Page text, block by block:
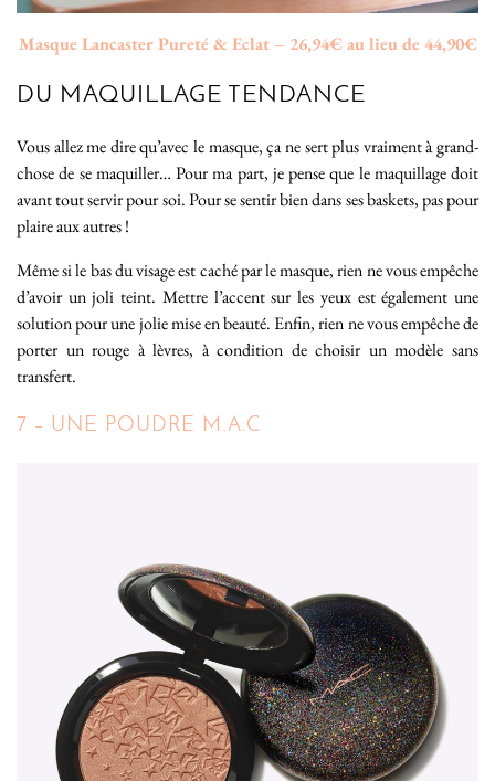
Masque Lancaster Pureté & Eclat – 26,94€ au lieu de 44,90€
DU MAQUILLAGE TENDANCE
Vous allez me dire qu’avec le masque, ça ne sert plus vraiment à grand-
chose de se maquiller… Pour ma part, je pense que le maquillage doit
avant tout servir pour soi. Pour se sentir bien dans ses baskets, pas pour
plaire aux autres !
Même si le bas du visage est caché par le masque, rien ne vous empêche
d’avoir un joli teint. Mettre l’accent sur les yeux est également une
solution pour une jolie mise en beauté. Enfin, rien ne vous empêche de
porter un rouge à lèvres, à condition de choisir un modèle sans
transfert.
7 – UNE POUDRE M.A.C